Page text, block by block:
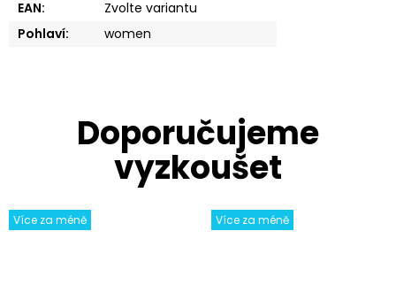
Více za méně Více za méně
EAN:
Zvolte variantu
Pohlaví: women